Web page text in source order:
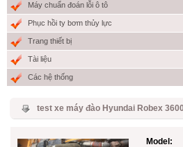
Máy chuẩn đoán lỗi ô tô
Phục hồi ty bơm thủy lực
Trang thiết bị
Tài liệu
Các hệ thống
test xe máy đào Hyundai Robex 3600
Model: